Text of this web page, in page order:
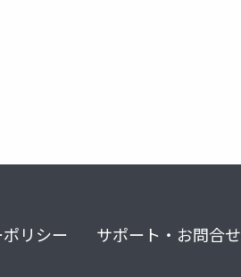
リシー サポート・お問合せ